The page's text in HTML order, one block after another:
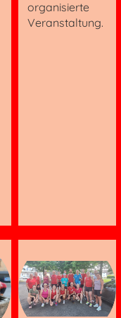
organisierte
Veranstaltung.